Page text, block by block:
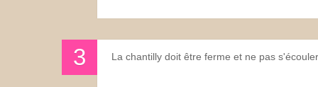
La chantilly doit être ferme et ne pas